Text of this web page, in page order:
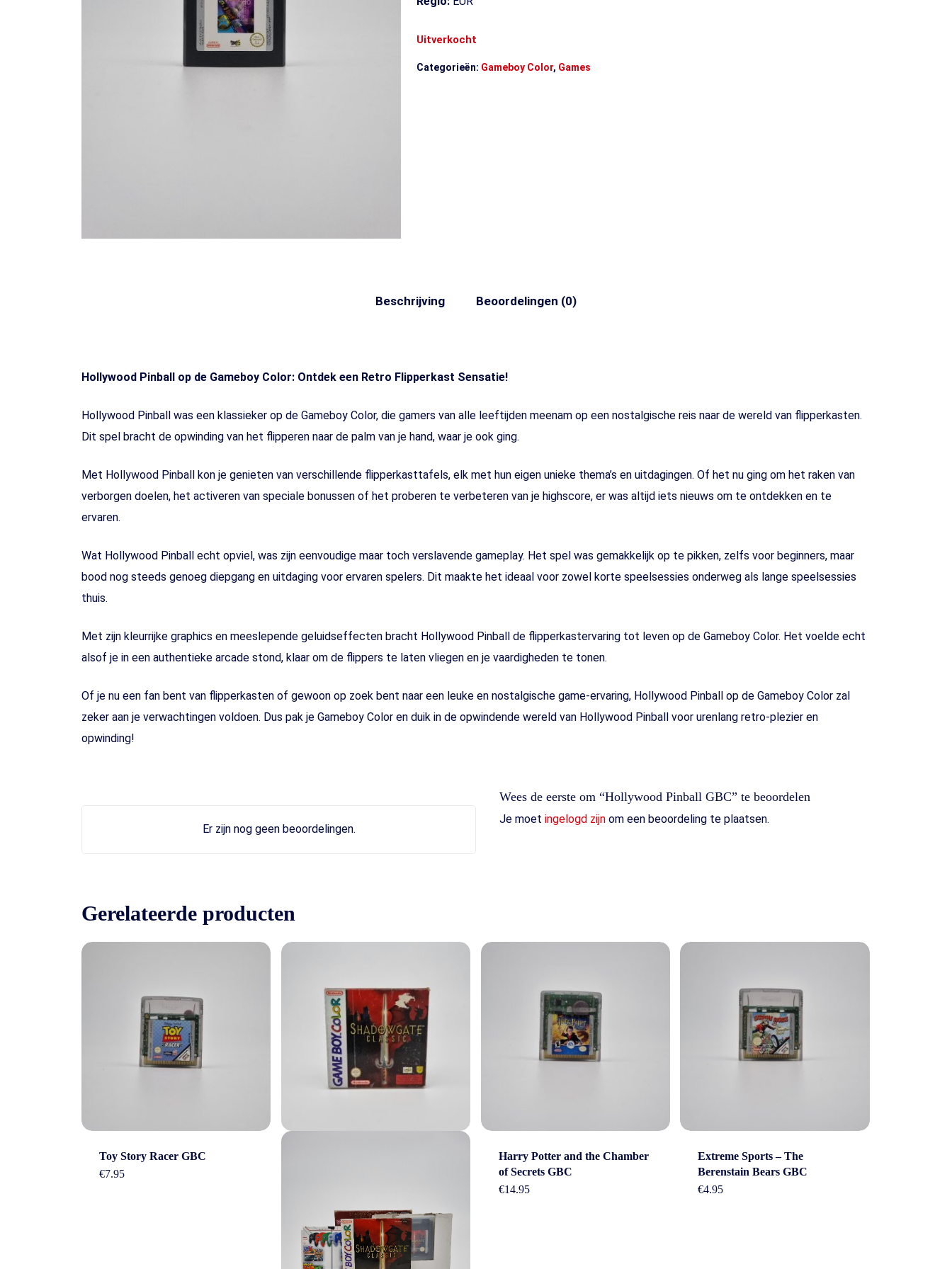
Uitverkocht
Categorieën: Gameboy Color, Games
Beschrijving Beoordelingen (0)
Hollywood Pinball op de Gameboy Color: Ontdek een Retro Flipperkast Sensatie!
Hollywood Pinball was een klassieker op de Gameboy Color, die gamers van alle leeftijden meenam op een nostalgische reis naar de wereld van flipperkasten.
Dit spel bracht de opwinding van het flipperen naar de palm van je hand, waar je ook ging.
Met Hollywood Pinball kon je genieten van verschillende flipperkasttafels, elk met hun eigen unieke thema’s en uitdagingen. Of het nu ging om het raken van
verborgen doelen, het activeren van speciale bonussen of het proberen te verbeteren van je highscore, er was altijd iets nieuws om te ontdekken en te
ervaren.
Wat Hollywood Pinball echt opviel, was zijn eenvoudige maar toch verslavende gameplay. Het spel was gemakkelijk op te pikken, zelfs voor beginners, maar
bood nog steeds genoeg diepgang en uitdaging voor ervaren spelers. Dit maakte het ideaal voor zowel korte speelsessies onderweg als lange speelsessies
thuis.
Met zijn kleurrijke graphics en meeslepende geluidseffecten bracht Hollywood Pinball de flipperkastervaring tot leven op de Gameboy Color. Het voelde echt
alsof je in een authentieke arcade stond, klaar om de flippers te laten vliegen en je vaardigheden te tonen.
Of je nu een fan bent van flipperkasten of gewoon op zoek bent naar een leuke en nostalgische game-ervaring, Hollywood Pinball op de Gameboy Color zal
zeker aan je verwachtingen voldoen. Dus pak je Gameboy Color en duik in de opwindende wereld van Hollywood Pinball voor urenlang retro-plezier en
opwinding!
Er zijn nog geen beoordelingen.
Wees de eerste om “Hollywood Pinball GBC” te beoordelen
Je moetingelogd zijn om een beoordeling te plaatsen.
Gerelateerde producten
Toy Story Racer GBC
€7.95
Harry Potter and the Chamber
of Secrets GBC
€14.95
Extreme Sports – The
Berenstain Bears GBC
€4.95